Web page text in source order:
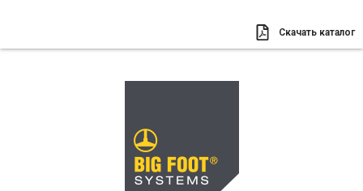
содержимому
Скачать каталог